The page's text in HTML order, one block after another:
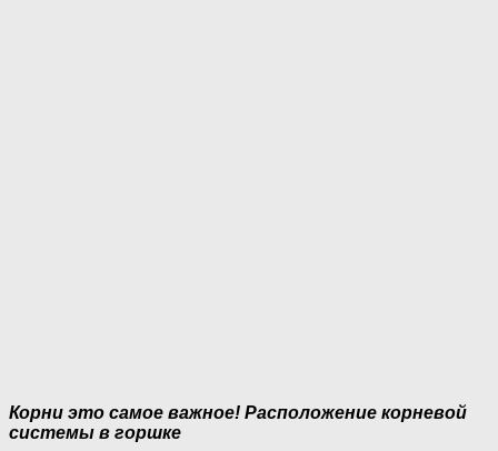
Корни это самое важное! Расположение корневой
системы в горшке